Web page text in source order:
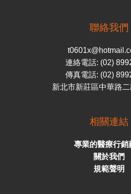
聯絡我們
連絡電話: (02)
傳真電話: (02)
新北市新莊區中華路
相關連結
專業的醫療行銷
關於我們
規範聲明